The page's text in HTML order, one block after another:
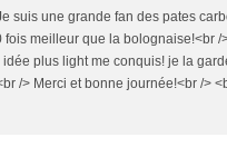
suis une grande fan des pates
fois meilleur que la bolognaise!<br /
idée plus light me conquis! je la
/> Merci et bonne journée!<br />